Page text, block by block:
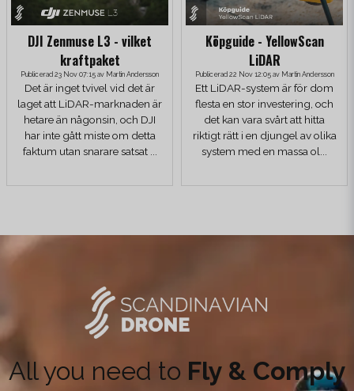
DJI Zenmuse L3 - vilket
kraftpaket
Publicerad 23 Nov 07:15 av Martin Andersson
Det är inget tvivel vid det är
laget att LiDAR-marknaden är
hetare än någonsin, och DJI
har inte gått miste om detta
faktum utan snarare satsat ...
Köpguide - YellowScan
LiDAR
Publicerad 22 Nov 12:05 av Martin Andersson
Ett LiDAR-system är för dom
flesta en stor investering, och
det kan vara svårt att hitta
riktigt rätt i en djungel av olika
system med en massa ol...
All you need to Fly & Comply